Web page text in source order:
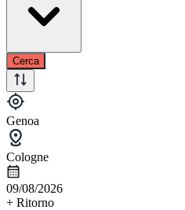
Cerca
Genoa
Cologne
09/08/2026
+ Ritorno